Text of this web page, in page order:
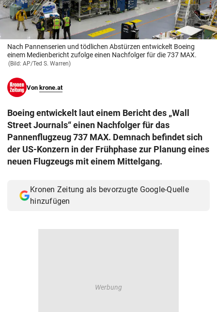
© Krone Multimedia GmbH & Co KG 2026
Muthgasse 2, 1190 Wien
Nach Pannenserien und tödlichen Abstürzen entwickelt Boeing
einem Medienbericht zufolge einen Nachfolger für die 737 MAX.
(Bild: AP/Ted S. Warren)
Von krone.at
Boeing entwickelt laut einem Bericht des „Wall
Street Journals“ einen Nachfolger für das
Pannenflugzeug 737 MAX. Demnach befindet sich
der US-Konzern in der Frühphase zur Planung eines
neuen Flugzeugs mit einem Mittelgang.
Kronen Zeitung als bevorzugte Google-Quelle
hinzufügen